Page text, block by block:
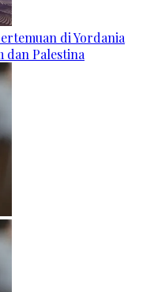
di Yordania
dan Palestina